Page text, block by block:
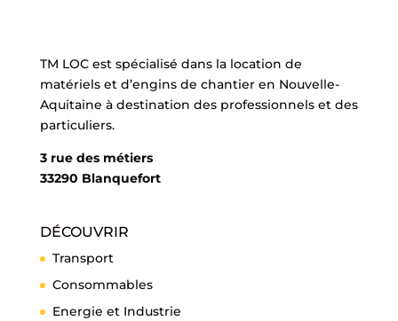
TM LOC est spécialisé dans la location de
matériels et d’engins de chantier en Nouvelle-
Aquitaine à destination des professionnels et des
particuliers.
3 rue des métiers
33290 Blanquefort
DÉCOUVRIR
Transport
Consommables
Energie et Industrie